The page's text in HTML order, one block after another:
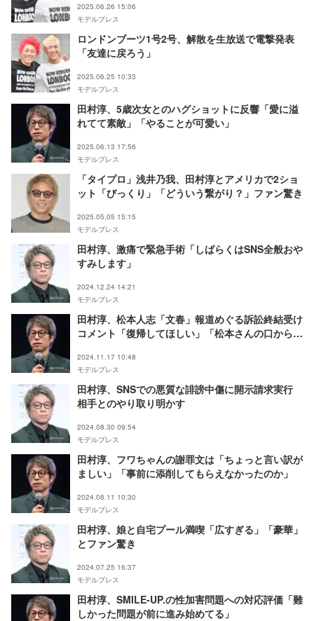
2025.06.26 15:06
モデルプレス
ロンドンブーツ1号2号、解散を生放送で電撃発表
「友達に戻ろう」
2025.06.25 10:33
モデルプレス
田村淳、5歳次女とのハグショットに反響「愛に溢
れてて素敵」「やることが可愛い」
2025.06.13 17:56
モデルプレス
「タイプロ」浅井乃我、田村淳とアメリカで2ショ
ット「びっくり」「どういう繋がり？」ファン驚き
2025.05.05 15:15
モデルプレス
田村淳、激痛で緊急手術「しばらくはSNS全般おや
すみします」
2024.12.24 14:21
モデルプレス
田村淳、松本人志「文春」報道めぐる訴訟終結受け
コメント「復帰してほしい」「松本さんの口から聞
2024.11.17 10:48
モデルプレス
田村淳、SNSでの悪質な誹謗中傷に開示請求実行
相手とのやり取り明かす
2024.08.30 09:54
モデルプレス
田村淳、フワちゃんの謝罪文は「ちょっと言い訳が
ましい」「事前に添削してもらえなかったのか」
2024.08.11 10:30
モデルプレス
田村淳、娘と自宅プール満喫「広すぎる」「豪華」
とファン驚き
2024.07.25 16:37
モデルプレス
田村淳、SMILE-UP.の性加害問題への対応評価「難
しかった問題が前に進み始めてる」